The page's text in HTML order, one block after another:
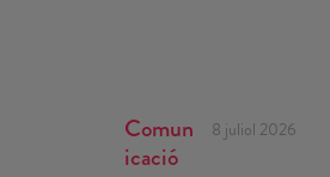
Comun
icació
8 juliol 2026